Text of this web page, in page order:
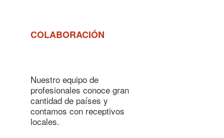
COLABORACIÓN
Nuestro equipo de
profesionales conoce gran
cantidad de países y
contamos con receptivos
locales.